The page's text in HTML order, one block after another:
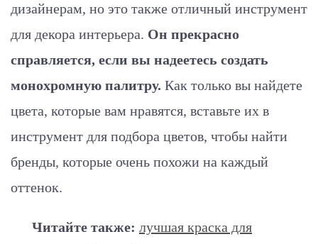
дизайнерам, но это также отличный инструмент
для декора интерьера. Он прекрасно
справляется, если вы надеетесь создать
монохромную палитру. Как только вы найдете
цвета, которые вам нравятся, вставьте их в
инструмент для подбора цветов, чтобы найти
бренды, которые очень похожи на каждый
оттенок.
Читайте также: лучшая краска для